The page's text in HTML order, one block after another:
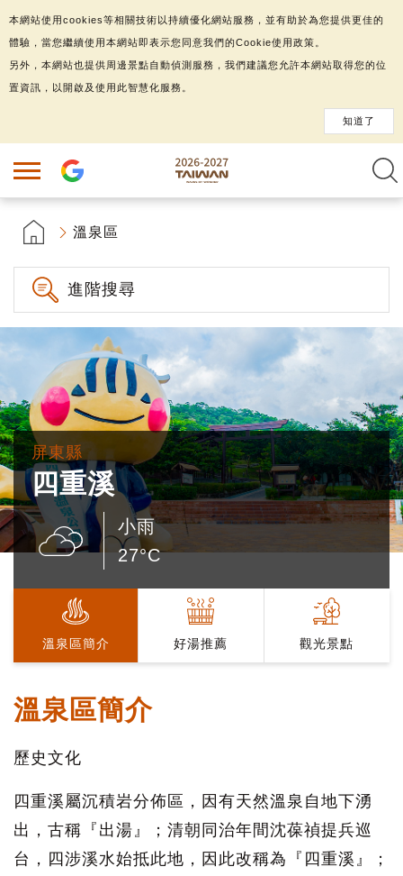
溫泉區
進階搜尋
屏東縣
四重溪
小雨
27°C
溫泉區簡介 好湯推薦 觀光景點
溫泉區簡介
歷史文化
四重溪屬沉積岩分佈區，因有天然溫泉自地下湧
出，古稱『出湯』；清朝同治年間沈葆禎提兵巡
台，四涉溪水始抵此地，因此改稱為『四重溪』；
本網站使用cookies等相關技術以持續優化網站服務，並有助於為您提供更佳的
體驗，當您繼續使用本網站即表示您同意我們的Cookie使用政策。
另外，本網站也提供周邊景點自動偵測服務，我們建議您允許本網站取得您的位
置資訊，以開啟及使用此智慧化服務。
知道了